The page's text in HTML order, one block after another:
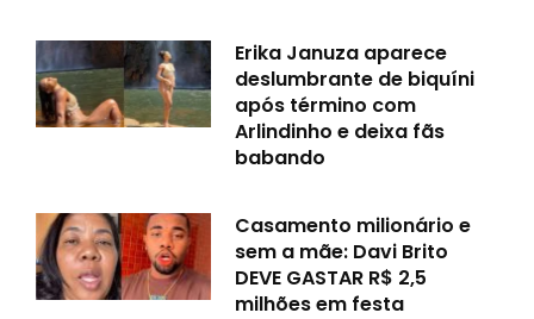
Erika Januza aparece
deslumbrante de biquíni
após término com
Arlindinho e deixa fãs
babando
Casamento milionário e
sem a mãe: Davi Brito
DEVE GASTAR R$ 2,5
milhões em festa